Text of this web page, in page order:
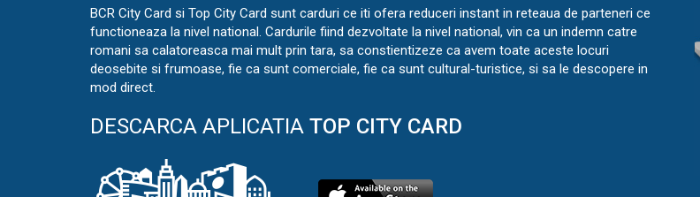
BCR City Card si Top City Card sunt carduri ce iti ofera reduceri instant in reteaua de parteneri ce
functioneaza la nivel national. Cardurile fiind dezvoltate la nivel national, vin ca un indemn catre
romani sa calatoreasca mai mult prin tara, sa constientizeze ca avem toate aceste locuri
deosebite si frumoase, fie ca sunt comerciale, fie ca sunt cultural-turistice, si sa le descopere in
mod direct.
DESCARCA APLICATIA TOP CITY CARD